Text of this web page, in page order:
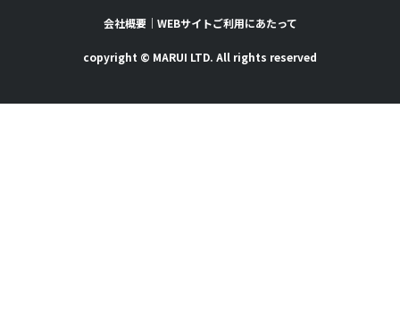
会社概要｜ WEBサイトご利用にあたって
copyright © MARUI LTD. All rights reserved